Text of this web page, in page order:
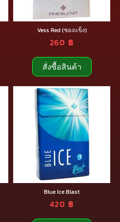
Vess Red (ซองแข็ง)
260 ฿
สั่งซื้อสินค้า
Blue Ice Blast
420 ฿